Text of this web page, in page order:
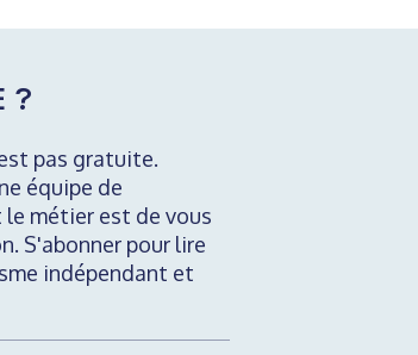
?
pas gratuite.
équipe de
métier est de vous
S'abonner pour lire
indépendant et